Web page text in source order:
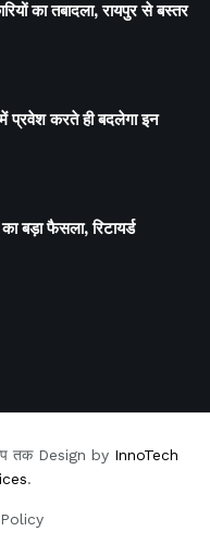
का तबादला, रायपुर से बस्तर
प्रवेश करते ही बदलेगा इन
का बड़ा फैसला, रिटायर्ड
तक Design by InnoTech
.